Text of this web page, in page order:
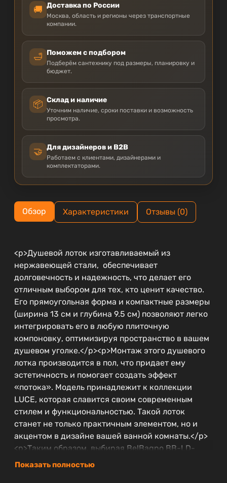
🚚 Доставка по России
Москва, область и регионы через транспортные
компании.
🛁 Поможем с подбором
Подберём сантехнику под размеры, планировку и
бюджет.
📦 Склад и наличие
Уточним наличие, сроки поставки и возможность
просмотра.
🤝 Для дизайнеров и B2B
Работаем с клиентами, дизайнерами и
комплектаторами.
Обзор Характеристики Отзывы (0)
<p>Душевой лоток изготавливаемый из
нержавеющей стали, обеспечивает
долговечность и надежность, что делает его
отличным выбором для тех, кто ценит качество.
Его прямоугольная форма и компактные размеры
(ширина 13 см и глубина 9.5 см) позволяют легко
интегрировать его в любую плиточную
компоновку, оптимизируя пространство в вашем
душевом уголке.</p><p>Монтаж этого душевого
лотка производится в пол, что придает ему
эстетичность и помогает создать эффект
«потока». Модель принадлежит к коллекции
LUCE, которая славится своим современным
стилем и функциональностью. Такой лоток
станет не только практичным элементом, но и
акцентом в дизайне вашей ванной комнаты.</p>
<p>Таким образом, выбирая BelBagno BB-LD-
LUCE-60-CR, вы получаете не просто
Показать полностью